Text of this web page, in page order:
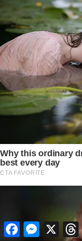
FacebookMessenger
X